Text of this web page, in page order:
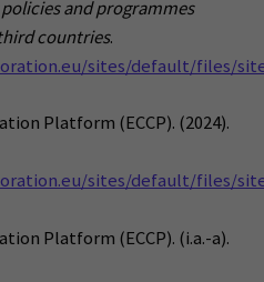
and programmes
countries.
sites/default/files/
Platform (ECCP). (2024).
sites/default/files/
Platform (ECCP). (i.a.-a).